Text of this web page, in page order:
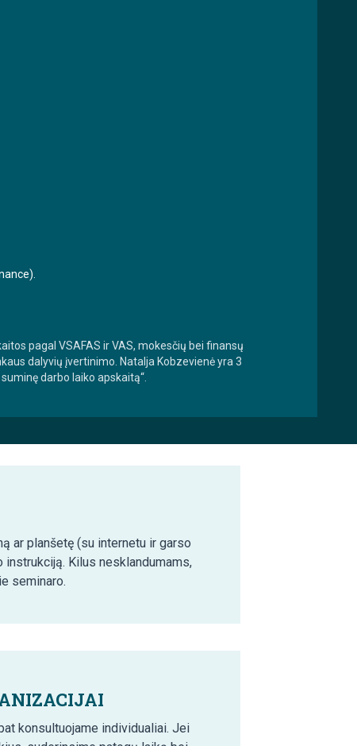
pagal VSAFAS ir VAS, mokesčių bei finansų
dalyvių įvertinimo. Natalja Kobzevienė yra 3
darbo laiko apskaitą“.
ar planšetę (su internetu ir garso
Kilus nesklandumams,
seminaro.
konsultuojame individualiai. Jei